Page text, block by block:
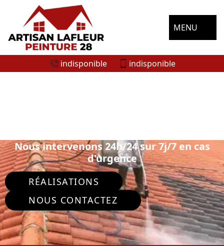
MENU
indisponible indisponible
Nous intervenons 24h/24 sur 7j/7 en cas
d'urgence
RÉALISATIONS
NOUS CONTACTEZ